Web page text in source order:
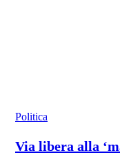
Politica
Via libera alla